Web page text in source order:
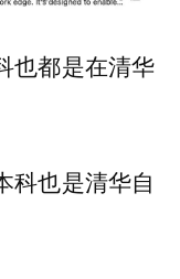
也都是在清华
科也是清华自